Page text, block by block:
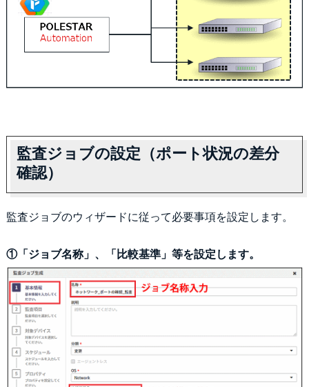
監査ジョブの設定（ポート状況の差分
確認）
監査ジョブのウィザードに従って必要事項を設定します。
①「ジョブ名称」、「比較基準」等を設定します。